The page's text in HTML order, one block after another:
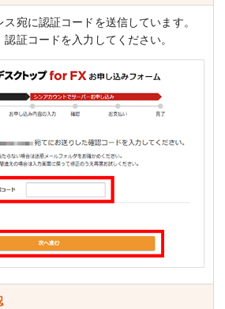
宛に認証コードを送信しています。
証コードを入力してください。